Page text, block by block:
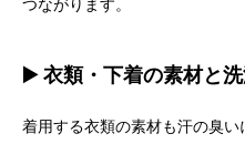
つながります。
▶️ 衣類・下着の素材と
着用する衣類の素材も汗の臭い